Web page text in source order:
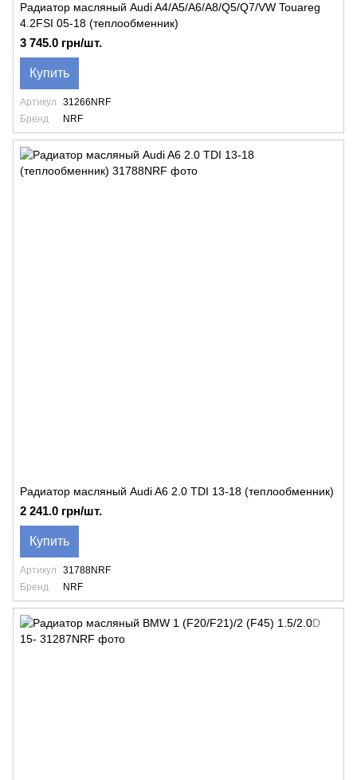
Радиатор масляный Audi A4/A5/A6/A8/Q5/Q7/VW Touareg
4.2FSI 05-18 (теплообменник)
3 745.0 грн/шт.
Купить
Артикул
31266NRF
Бренд
NRF
Радиатор масляный Audi A6 2.0 TDI 13-18 (теплообменник)
2 241.0 грн/шт.
Купить
Артикул
31788NRF
Бренд
NRF